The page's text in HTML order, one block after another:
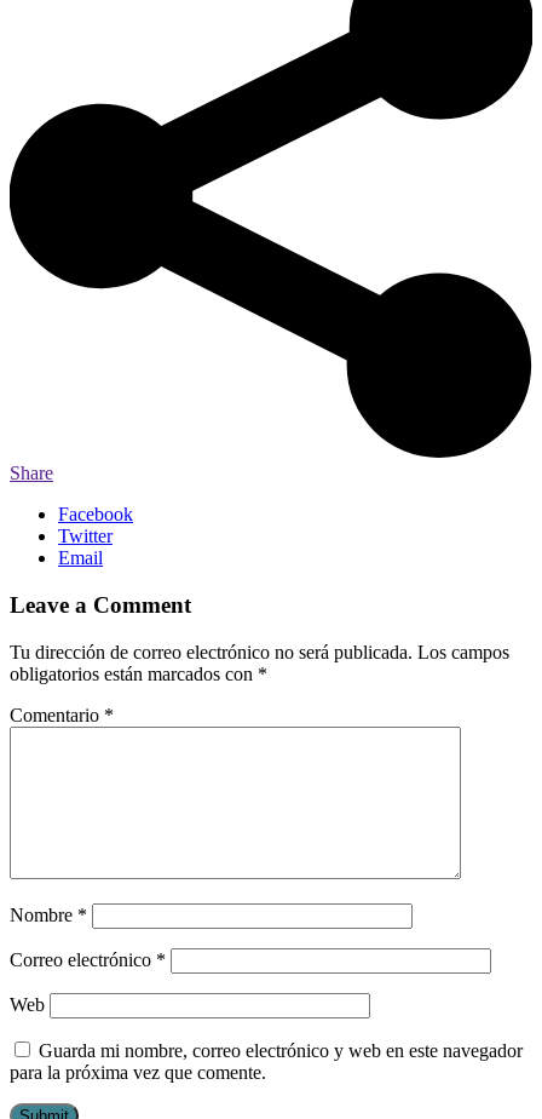
Share
Facebook
Twitter
Email
Leave a Comment
Tu dirección de correo electrónico no será publicada. Los campos
obligatorios están marcados con *
Comentario *
Nombre *
Correo electrónico *
Web
Guarda mi nombre, correo electrónico y web en este navegador
para la próxima vez que comente.